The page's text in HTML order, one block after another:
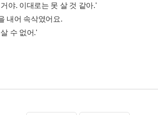
야. 이대로는 못 살 것 같아.'
내어 속삭였어요.
수 없어.'